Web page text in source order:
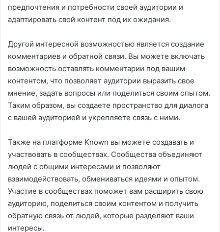
предпочтения и потребности своей аудитории и
адаптировать свой контент под их ожидания.
Другой интересной возможностью является создание
комментариев и обратной связи. Вы можете включать
возможность оставлять комментарии под вашим
контентом, что позволяет аудитории выразить свое
мнение, задать вопросы или поделиться своим опытом.
Таким образом, вы создаете пространство для диалога
с вашей аудиторией и укрепляете связь с ними.
Также на платформе Known вы можете создавать и
участвовать в сообществах. Сообщества объединяют
людей с общими интересами и позволяют
взаимодействовать, обмениваться идеями и опытом.
Участие в сообществах поможет вам расширить свою
аудиторию, поделиться своим контентом и получить
обратную связь от людей, которые разделяют ваши
интересы.